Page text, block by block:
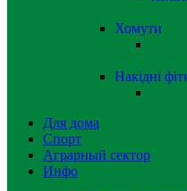
Хомути
Накідні
Для дома
Спорт
Аграрный сектор
Инфо